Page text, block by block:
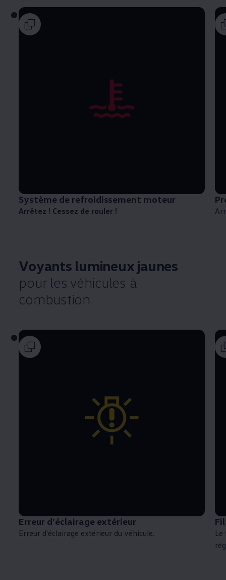
Système de refroidissement moteur
Arrêtez ! Cessez de rouler !
Voyants lumineux jaunes
pour les véhicules à
combustion
Erreur d'éclairage extérieur
Erreur d'éclairage extérieur du véhicule.